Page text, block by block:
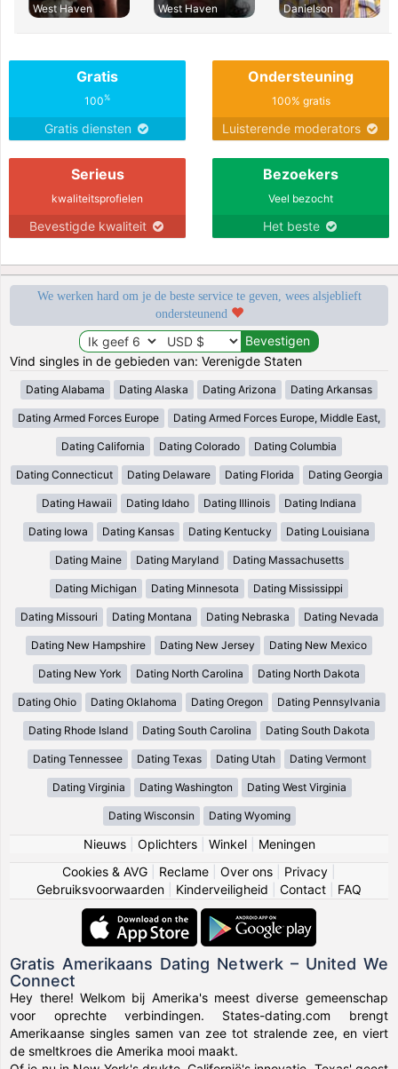
West Haven
West Haven
Danielson
Gratis
100%
Gratis diensten
Ondersteuning
100% gratis
Luisterende moderators
Serieus
kwaliteitsprofielen
Bevestigde kwaliteit
Bezoekers
Veel bezocht
Het beste
We werken hard om je de beste service te geven, wees alsjeblieft
ondersteunend
Vind singles in de gebieden van: Verenigde Staten
Dating Alabama Dating Alaska Dating Arizona Dating Arkansas
Dating Armed Forces Europe Dating Armed Forces Europe, Middle East,
Dating California Dating Colorado Dating Columbia
Dating Connecticut Dating Delaware Dating Florida Dating Georgia
Dating Hawaii Dating Idaho Dating Illinois Dating Indiana
Dating Iowa Dating Kansas Dating Kentucky Dating Louisiana
Dating Maine Dating Maryland Dating Massachusetts
Dating Michigan Dating Minnesota Dating Mississippi
Dating Missouri Dating Montana Dating Nebraska Dating Nevada
Dating New Hampshire Dating New Jersey Dating New Mexico
Dating New York Dating North Carolina Dating North Dakota
Dating Ohio Dating Oklahoma Dating Oregon Dating Pennsylvania
Dating Rhode Island Dating South Carolina Dating South Dakota
Dating Tennessee Dating Texas Dating Utah Dating Vermont
Dating Virginia Dating Washington Dating West Virginia
Dating Wisconsin Dating Wyoming
Nieuws| Oplichters| Winkel| Meningen
Cookies & AVG
Reclame Over ons Privacy
Gebruiksvoorwaarden
Kinderveiligheid Contact FAQ
Gratis Amerikaans Dating Netwerk – United We
Connect
Hey there! Welkom bij Amerika's meest diverse gemeenschap
voor oprechte verbindingen. States-dating.com brengt
Amerikaanse singles samen van zee tot stralende zee, en viert
de smeltkroes die Amerika mooi maakt.